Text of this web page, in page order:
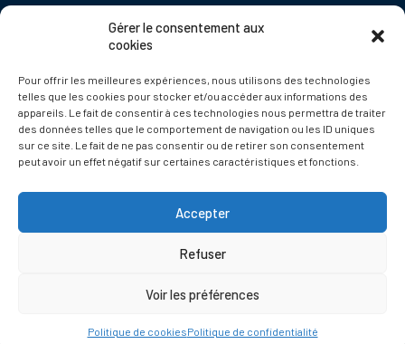
Gérer le consentement aux
cookies
Pour offrir les meilleures expériences, nous utilisons des technologies
telles que les cookies pour stocker et/ou accéder aux informations des
appareils. Le fait de consentir à ces technologies nous permettra de traiter
des données telles que le comportement de navigation ou les ID uniques
sur ce site. Le fait de ne pas consentir ou de retirer son consentement
peut avoir un effet négatif sur certaines caractéristiques et fonctions.
Accepter
Refuser
Voir les préférences
Politique de cookiesPolitique de confidentialité
24620 Tamniès
France
Politique de cookies
© 2025 Tamnies.fr